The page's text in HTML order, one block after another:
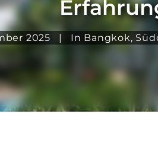
2025 | In Bangkok,